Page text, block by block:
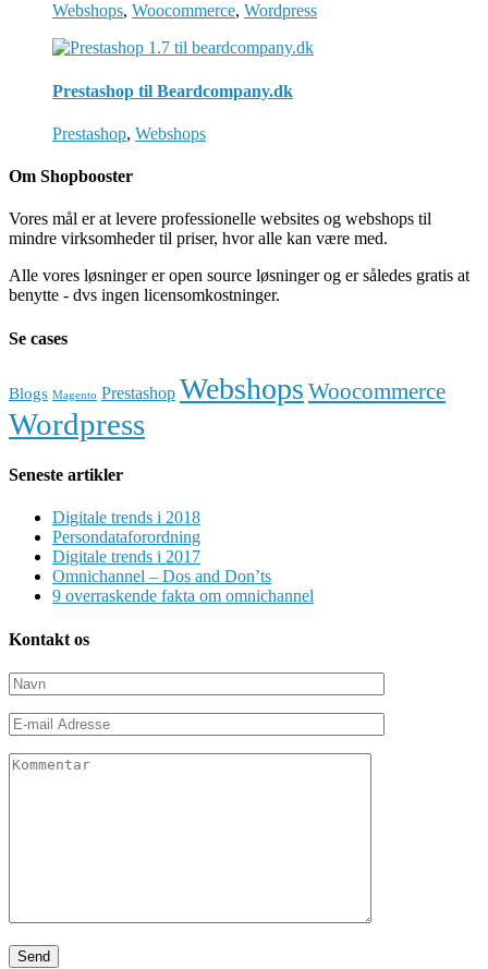
Webshops, Woocommerce, Wordpress
Prestashop til Beardcompany.dk
Prestashop, Webshops
Om Shopbooster
Vores mål er at levere professionelle websites og webshops til
mindre virksomheder til priser, hvor alle kan være med.
Alle vores løsninger er open source løsninger og er således gratis at
benytte - dvs ingen licensomkostninger.
Se cases
Blogs Magento Prestashop Webshops Woocommerce
Wordpress
Seneste artikler
Digitale trends i 2018
Persondataforordning
Digitale trends i 2017
Omnichannel – Dos and Don’ts
9 overraskende fakta om omnichannel
Kontakt os